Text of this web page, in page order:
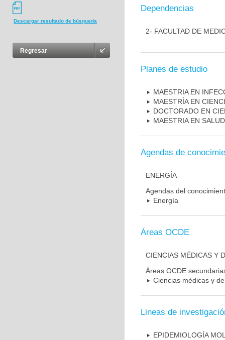
Descargar resultado de búsqueda
Regresar
Dependencias
2- FACULTAD DE
Planes de estudio
MAESTRIA EN
MAESTRÍA EN
DOCTORADO EN
MAESTRIA EN
Agendas de
ENERGÍA
Agendas del
Energía
Áreas OCDE
CIENCIAS MÉDICAS Y
Áreas OCDE
Ciencias médicas y
Lineas de
EPIDEMIOLOGÍA